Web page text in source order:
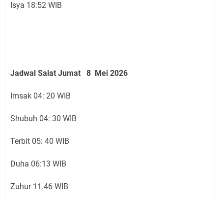
Isya 18:52 WIB
Jadwal Salat Jumat 8 Mei 2026
Imsak 04: 20 WIB
Shubuh 04: 30 WIB
Terbit 05: 40 WIB
Duha 06:13 WIB
Zuhur 11.46 WIB